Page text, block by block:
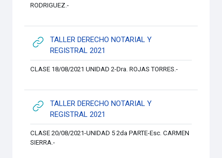
RODRIGUEZ.-
TALLER DERECHO NOTARIAL Y
REGISTRAL 2021
CLASE 18/08/2021 UNIDAD 2-Dra. ROJAS TORRES.-
TALLER DERECHO NOTARIAL Y
REGISTRAL 2021
CLASE 20/08/2021-UNIDAD 5 2da PARTE-Esc. CARMEN
SIERRA.-